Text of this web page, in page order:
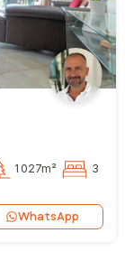
1 027m² 3
WhatsApp